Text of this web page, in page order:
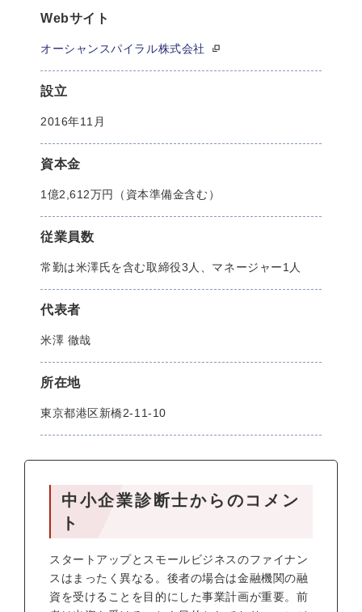
Webサイト
オーシャンスパイラル株式会社
設立
2016年11月
資本金
1億2,612万円（資本準備金含む）
従業員数
常勤は米澤氏を含む取締役3人、マネージャー1人
代表者
米澤 徹哉
所在地
東京都港区新橋2-11-10
中小企業診断士からのコメン
ト
スタートアップとスモールビジネスのファイナン
スはまったく異なる。後者の場合は金融機関の融
資を受けることを目的にした事業計画が重要。前